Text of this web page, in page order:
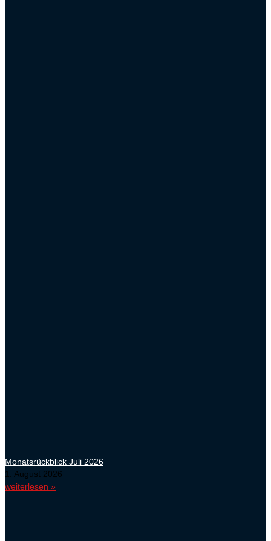
Monatsrückblick Juli 2026
1. August 2026
weiterlesen »